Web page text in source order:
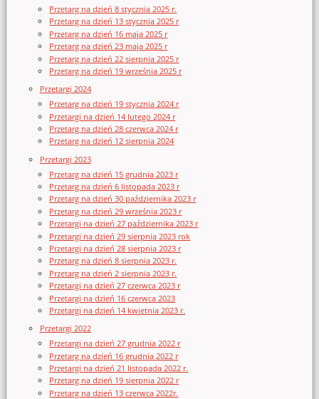
Przetarg na dzień 8 stycznia 2025 r.
Przetarg na dzień 13 stycznia 2025 r
Przetarg na dzień 16 maja 2025 r
Przetarg na dzień 23 maja 2025 r
Przetarg na dzień 22 sierpnia 2025 r
Przetarg na dzień 19 września 2025 r
Przetargi 2024
Przetarg na dzień 19 stycznia 2024 r
Przetargi na dzień 14 lutego 2024 r
Przetarg na dzień 28 czerwca 2024 r
Przetarg na dzień 12 sierpnia 2024
Przetargi 2023
Przetarg na dzień 15 grudnia 2023 r
Przetarg na dzień 6 listopada 2023 r
Przetarg na dzień 30 października 2023 r
Przetarg na dzień 29 września 2023 r
Przetargi na dzień 27 października 2023 r
Przetargi na dzień 29 sierpnia 2023 rok
Przetargi na dzień 28 sierpnia 2023 r
Przetarg na dzień 8 sierpnia 2023 r.
Przetarg na dzień 2 sierpnia 2023 r.
Przetargi na dzień 27 czerwca 2023 r
Przetargi na dzień 16 czerwca 2023
Przetargi na dzień 14 kwietnia 2023 r.
Przetargi 2022
Przetargi na dzień 27 grudnia 2022 r
Przetarg na dzień 16 grudnia 2022 r
Przetargi na dzień 21 listopada 2022 r.
Przetarg na dzień 19 sierpnia 2022 r
Przetarg na dzień 13 czerwca 2022r.